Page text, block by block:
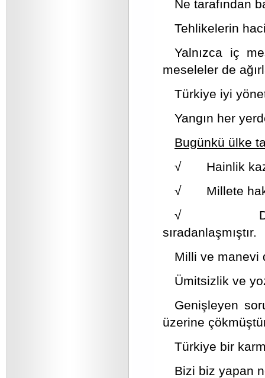
Ne tarafından
Tehlikelerin
Yalnızca iç
meseleler de
Türkiye iyi
Yangın her
Bugünkü ülke
√ Hainlik
√ Millete
√ Devletin
sıradanlaşmıştır.
Milli ve manevi
Ümitsizlik ve
Genişleyen
üzerine
Türkiye bir
Bizi biz yapan